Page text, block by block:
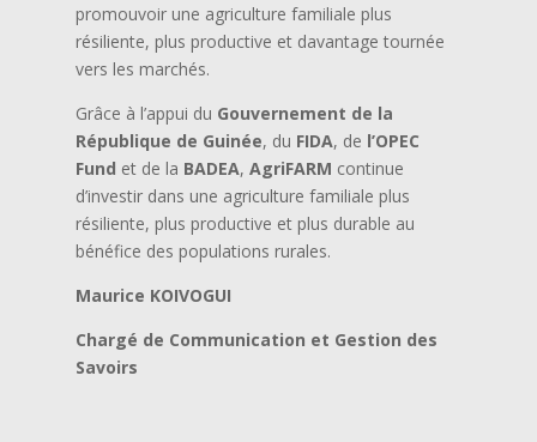
promouvoir une agriculture familiale plus
résiliente, plus productive et davantage tournée
vers les marchés.
Grâce à l’appui du Gouvernement de la
République de Guinée, du FIDA, de l’OPEC
Fund et de la BADEA,AgriFARM continue
d’investir dans une agriculture familiale plus
résiliente, plus productive et plus durable au
bénéfice des populations rurales.
Maurice KOIVOGUI
Chargé de Communication et Gestion des
Savoirs